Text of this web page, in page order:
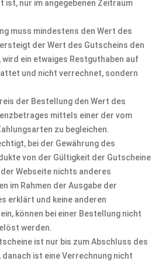
ist, nur im angegebenen Zeitraum
muss mindestens den Wert des
der Wert des Gutscheins den
ein etwaiges Restguthaben auf
und nicht verrechnet, sondern
der Bestellung den Wert des
mittels einer der vom
zu begleichen.
bei der Gewährung des
von der Gültigkeit der Gutscheine
Webseite nichts anderes
im Rahmen der Ausgabe der
erklärt und keine anderen
können bei einer Bestellung nicht
werden.
ist nur bis zum Abschluss des
ist eine Verrechnung nicht